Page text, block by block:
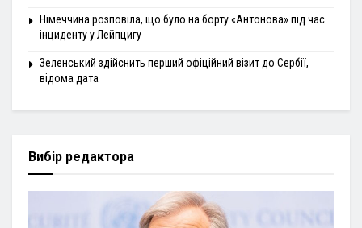
Німеччина розповіла, що було на борту «Антонова» під час
інциденту у Лейпцигу
Зеленський здійснить перший офіційний візит до Сербії,
відома дата
Вибір редактора